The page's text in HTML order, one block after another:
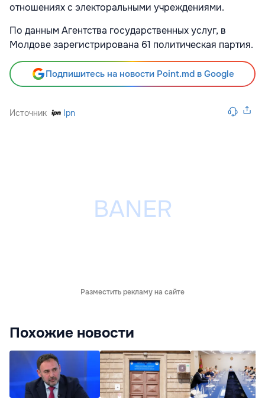
отношениях с электоральными учреждениями.
По данным Агентства государственных услуг, в
Молдове зарегистрирована 61 политическая партия.
Подпишитесь на новости Point.md в Google
Источник Ipn
Разместить рекламу на сайте
Похожие новости